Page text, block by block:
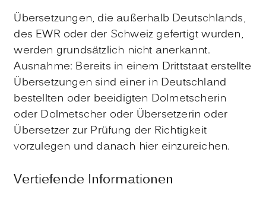
Übersetzungen, die außerhalb Deutschlands,
des EWR oder der Schweiz gefertigt wurden,
werden grundsätzlich nicht anerkannt.
Ausnahme: Bereits in einem Drittstaat erstellte
Übersetzungen sind einer in Deutschland
bestellten oder beeidigten Dolmetscherin
oder Dolmetscher oder Übersetzerin oder
Übersetzer zur Prüfung der Richtigkeit
vorzulegen und danach hier einzureichen.
Vertiefende Informationen